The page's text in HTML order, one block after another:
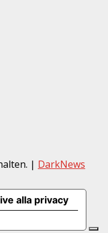
| DarkNews
alla privacy